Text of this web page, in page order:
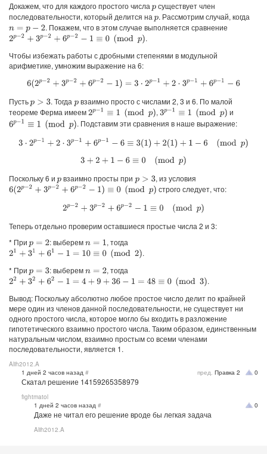
Докажем, что для каждого простого числа pсуществует член
последовательности, который делится на p. Рассмотрим случай, когда
n=p−2
. Покажем, что в этом случае выполняется сравнение
2p−2 +3 p−2+ 6p−2−1≡ 0(modp )
.
Чтобы избежать работы с дробными степенями в модульной
арифметике, умножим выражение на 6:
6( 2p−2 +3p−2+6 p− 2− 1)= 3⋅ 2 p−1+ 2⋅3 p − 1+6p− 1− 6
Пустьp >3 . Тогдаpвзаимно просто с числами 2, 3 и 6. По малой
теореме Ферма имеем2p−1 ≡1 modp) ,3p−1 ≡1 modp)
и
6p−1 ≡1 modp)
. Подставим эти сравнения в наше выражение:
3 ⋅2p−1+ 2⋅3p−1+ 6p −1−6 ≡3(1) +2 (1)+1 −6 (modp
3+2 +1 −6 ≡0 (modp)
Поскольку 6 и pвзаимно просты при p>3
, из условия
6(2p−2 +3p−2+6 p− 2−1)≡ 0( modp
строго следует, что:
2 p−2+ 3p−2+6p −2 −1≡0(modp)
Теперь отдельно проверим оставшиеся простые числа 2 и 3:
* При p =2 : выберемn=1
, тогда
21 +3 1+6 1− 1= 10 ≡0 (mod2 )
.
* При p =3 : выберемn=2
, тогда
22 +3 2+6 2− 1= 4+ 9+ 36 −1 =48 ≡0( mod3 )
.
Вывод: Поскольку абсолютно любое простое число делит по крайней
мере один из членов данной последовательности, не существует ни
одного простого числа, которое могло бы входить в разложение
гипотетического взаимно простого числа. Таким образом, единственным
натуральным числом, взаимно простым со всеми членами
последовательности, является 1.
Alih2012.A
пред. Правка 2 0
1 дней 2 часов назад #
Скатал решение 14159265358979
fightmatol
0
1 дней 2 часов назад #
Даже не читал его решение вроде бы легкая задача
Alih2012.A